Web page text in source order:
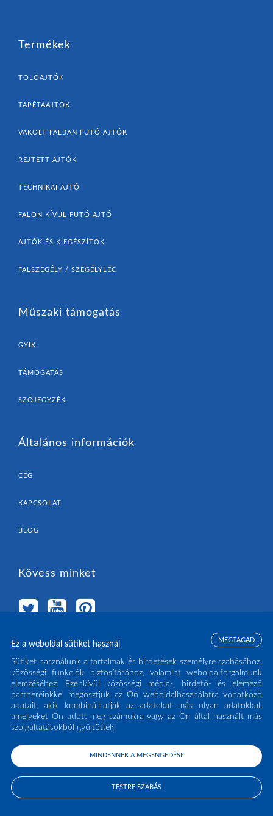
Ez a weboldal sütiket használ
Sütiket használunk a tartalmak és hirdetések személyre szabásához,
közösségi funkciók biztosításához, valamint weboldalforgalmunk
elemzéséhez. Ezenkívül közösségi média-, hirdető- és elemező
partnereinkkel megosztjuk az Ön weboldalhasználatra vonatkozó
adatait, akik kombinálhatják az adatokat más olyan adatokkal,
amelyeket Ön adott meg számukra vagy az Ön által használt más
szolgáltatásokból gyűjtöttek.
MEGTAGAD
TESTRE SZABÁS
MINDENNEK A MEGENGEDÉSE
Termékek
TOLÓAJTÓK
TAPÉTAAJTÓK
VAKOLT FALBAN FUTÓ AJTÓK
REJTETT AJTÓK
TECHNIKAI AJTÓ
FALON KÍVÜL FUTÓ AJTÓ
AJTÓK ÉS KIEGÉSZÍTŐK
FALSZEGÉLY / SZEGÉLYLÉC
Műszaki támogatás
GYIK
TÁMOGATÁS
SZÓJEGYZÉK
Általános információk
CÉG
KAPCSOLAT
BLOG
Kövess minket
MAGYARORSZÁG
COPYRIGHT ECLISSE S.R.L. 2026 - ALL RIGHTS RESERVED - P.IVA: IT02141960266
PRIVACY POLICY
COOKIE POLICY